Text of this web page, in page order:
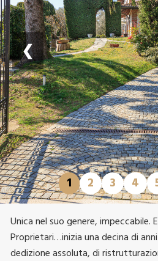
❮
1 2 3 4
Unica nel suo genere, impeccabile.
Proprietari…inizia una decina di
dedizione assoluta, di